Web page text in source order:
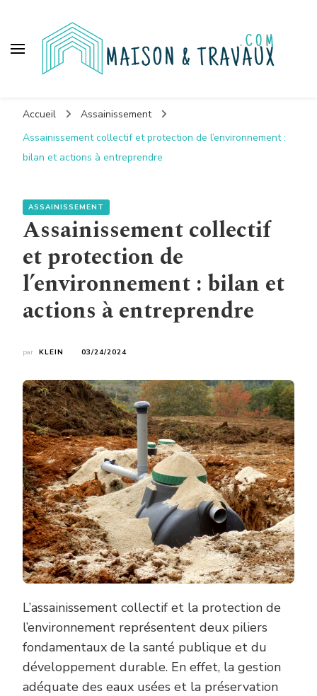
Accueil
Assainissement
Assainissement collectif et protection de l’environnement :
bilan et actions à entreprendre
ASSAINISSEMENT
Assainissement collectif
et protection de
l’environnement : bilan et
actions à entreprendre
par KLEIN 03/24/2024
L’assainissement collectif et la protection de
l’environnement représentent deux piliers
fondamentaux de la santé publique et du
développement durable. En effet, la gestion
adéquate des eaux usées et la préservation